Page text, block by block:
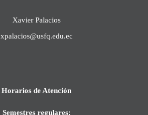
Xavier Palacios
xpalacios@usfq.edu.ec
Horarios de Atención
Semestres regulares: